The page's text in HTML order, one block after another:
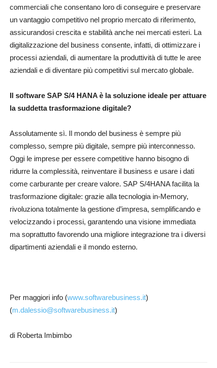
commerciali che consentano loro di conseguire e preservare
un vantaggio competitivo nel proprio mercato di riferimento,
assicurandosi crescita e stabilità anche nei mercati esteri. La
digitalizzazione del business consente, infatti, di ottimizzare i
processi aziendali, di aumentare la produttività di tutte le aree
aziendali e di diventare più competitivi sul mercato globale.
Il software SAP S/4 HANA è la soluzione ideale per attuare
la suddetta trasformazione digitale?
Assolutamente sì. Il mondo del business è sempre più
complesso, sempre più digitale, sempre più interconnesso.
Oggi le imprese per essere competitive hanno bisogno di
ridurre la complessità, reinventare il business e usare i dati
come carburante per creare valore. SAP S/4HANA facilita la
trasformazione digitale: grazie alla tecnologia in-Memory,
rivoluziona totalmente la gestione d’impresa, semplificando e
velocizzando i processi, garantendo una visione immediata
ma soprattutto favorendo una migliore integrazione tra i diversi
dipartimenti aziendali e il mondo esterno.
Per maggiori info (www.softwarebusiness.it)
(m.dalessio@softwarebusiness.it)
di Roberta Imbimbo